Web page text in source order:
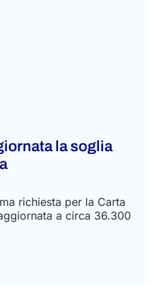
la soglia
richiesta per la Carta
a circa 36.300